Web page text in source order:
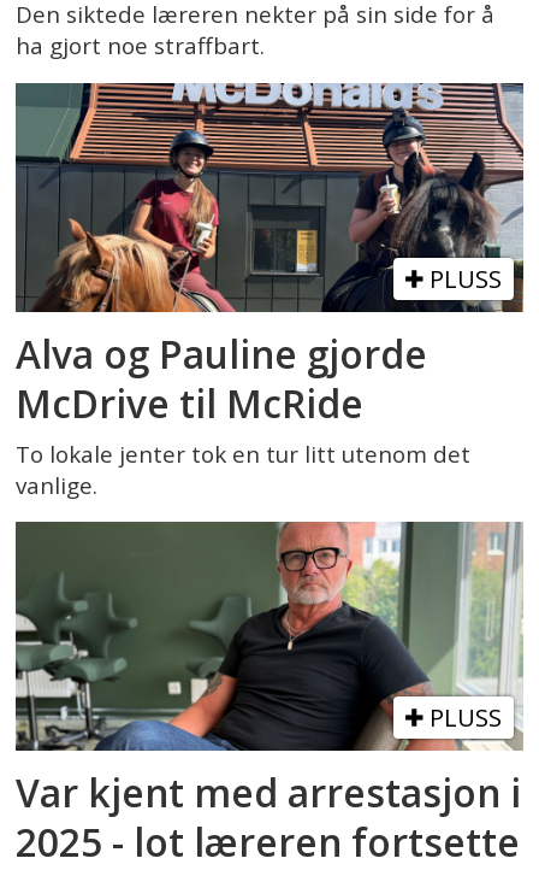
Den siktede læreren nekter på sin side for å
ha gjort noe straffbart.
PLUSS
Alva og Pauline gjorde
McDrive til McRide
To lokale jenter tok en tur litt utenom det
vanlige.
PLUSS
Var kjent med arrestasjon i
2025 - lot læreren fortsette